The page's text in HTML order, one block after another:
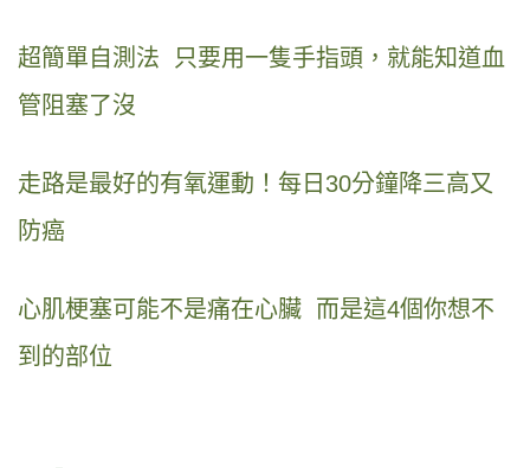
超簡單自測法 只要用一隻手指頭，就能知道血
管阻塞了沒
走路是最好的有氧運動！每日30分鐘降三高又
防癌
心肌梗塞可能不是痛在心臟 而是這4個你想不
到的部位